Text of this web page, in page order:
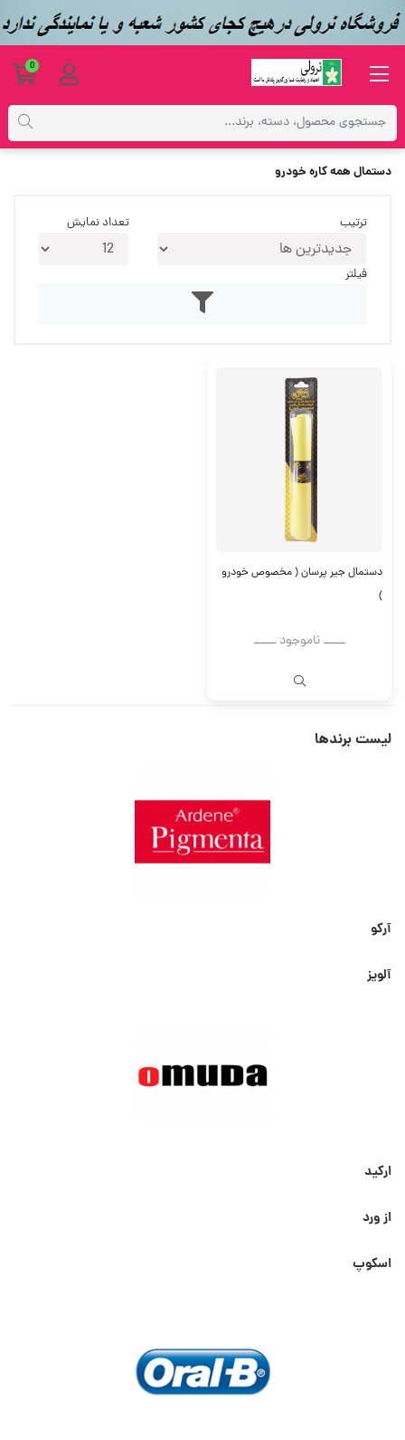
دستمال همه کاره خودرو
ترتیب تعداد نمایش
فیلتر
دستمال جیر پرسان ( مخصوص خودرو
)
ــــــ ناموجود ــــــ
لیست برندها
آرکو
آلویز
ارکید
از ورد
اسکوپ
0